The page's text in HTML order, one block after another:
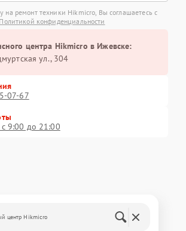
на ремонт техники Hikmicro, Вы соглашаетесь с
Политикой конфиденциальности
центра Hikmicro в Ижевске:
ул., 304
07-67
9:00 до 21:00
центр Hikmicro